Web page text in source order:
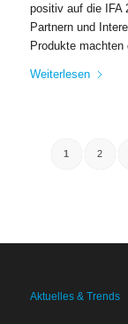
positiv auf die IFA
Partnern und
Produkte machten
Weiterlesen
1 2
Aktuelles & Trends